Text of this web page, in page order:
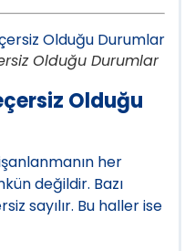
Olduğu Durumlar
Olduğu
her
değildir. Bazı
sayılır. Bu haller ise